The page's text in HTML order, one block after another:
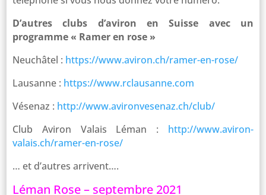
D’autres clubs d’aviron en Suisse avec un
programme « Ramer en rose »
Neuchâtel : https://www.aviron.ch/ramer-en-rose/
Lausanne : https://www.rclausanne.com
Vésenaz : http://www.avironvesenaz.ch/club/
Club Aviron Valais Léman : http://www.aviron-
valais.ch/ramer-en-rose/
… et d’autres arrivent….
Léman Rose – septembre 2021